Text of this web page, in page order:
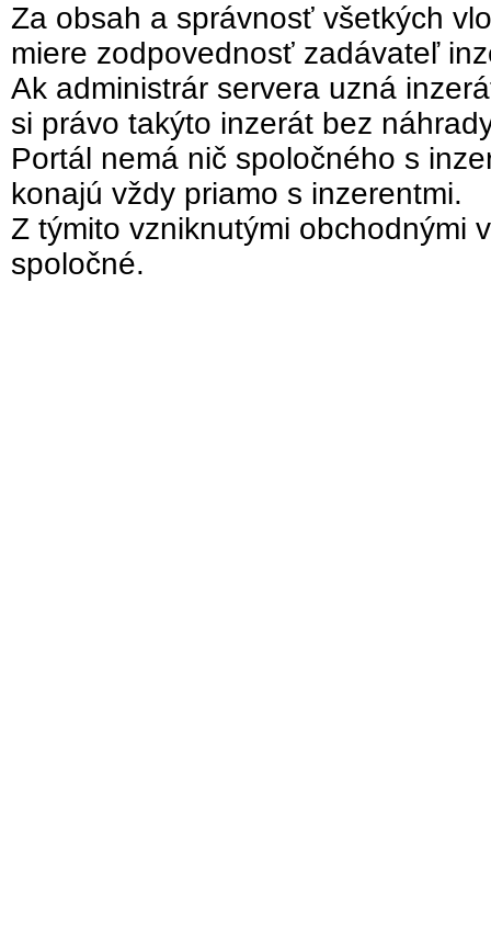
Za obsah a správnosť všetkých
miere zodpovednosť zadávateľ
Ak administrár servera uzná
si právo takýto inzerát bez
Portál nemá nič spoločného s
konajú vždy priamo s inzerentmi.
Z týmito vzniknutými obchodnými
spoločné.